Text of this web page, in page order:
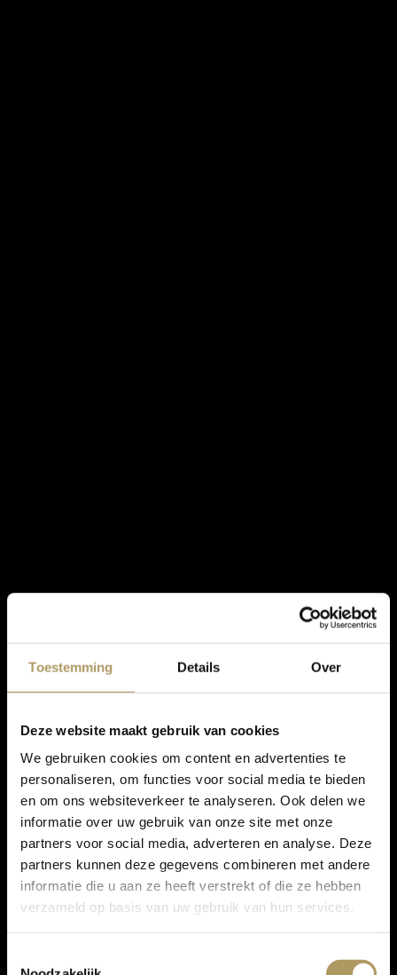
Toestemming Details Over
Deze website maakt gebruik van cookies
We gebruiken cookies om content en advertenties te
personaliseren, om functies voor social media te bieden
en om ons websiteverkeer te analyseren. Ook delen we
informatie over uw gebruik van onze site met onze
partners voor social media, adverteren en analyse. Deze
partners kunnen deze gegevens combineren met andere
informatie die u aan ze heeft verstrekt of die ze hebben
verzameld op basis van uw gebruik van hun services.